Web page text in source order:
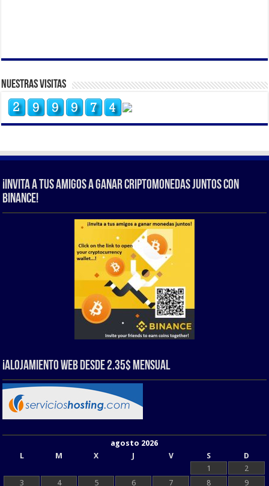
Nuestras Visitas
¡Invita a tus amigos a ganar criptomonedas juntos con
Binance!
¡Alojamiento web Desde 2.35$ Mensual
agosto 2026
L
M X J V S
D
1
2
3
4 5 6 7 8 9